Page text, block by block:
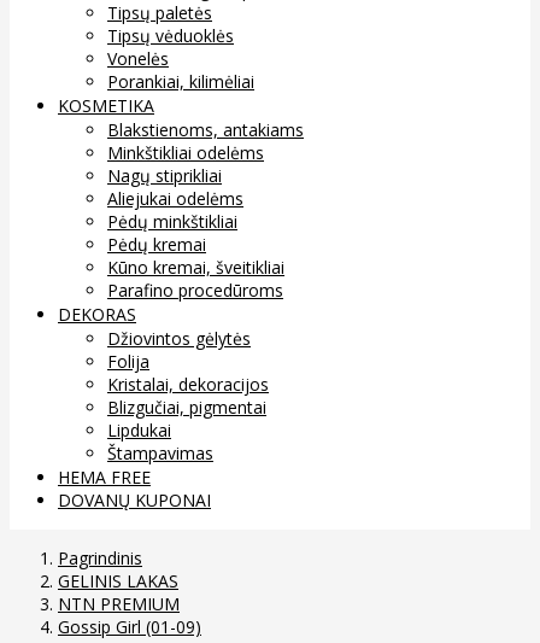
Tipsų paletės
Tipsų vėduoklės
Vonelės
Porankiai, kilimėliai
KOSMETIKA
Blakstienoms, antakiams
Minkštikliai odelėms
Nagų stiprikliai
Aliejukai odelėms
Pėdų minkštikliai
Pėdų kremai
Kūno kremai, šveitikliai
Parafino procedūroms
DEKORAS
Džiovintos gėlytės
Folija
Kristalai, dekoracijos
Blizgučiai, pigmentai
Lipdukai
Štampavimas
HEMA FREE
DOVANŲ KUPONAI
Pagrindinis
GELINIS LAKAS
NTN PREMIUM
Gossip Girl (01-09)